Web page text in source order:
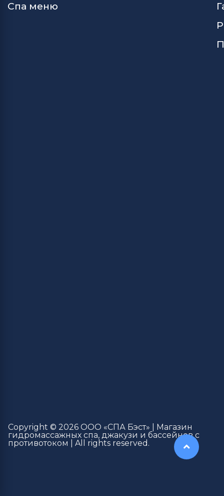
Спа меню
Copyright © 2026 ООО «СПА Бэст» | Магазин
гидромассажных спа, джакузи и бассейнов с
противотоком | All rights reserved.